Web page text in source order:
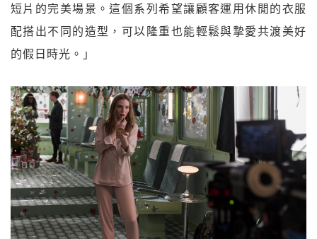
短片的完美場景。這個系列希望讓顧客運用休閒的衣服
配搭出不同的造型，可以隆重也能輕鬆與摯愛共渡美好
的假日時光。」